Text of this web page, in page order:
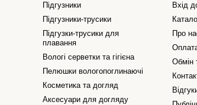
Підгузники
Підгузники-трусики
Підгузки-трусики для
плавання
Вологі серветки та гігієна
Пелюшки вологопоглинаючі
Косметика та догляд
Аксесуари для догляду
Вхід
Про
Обмін